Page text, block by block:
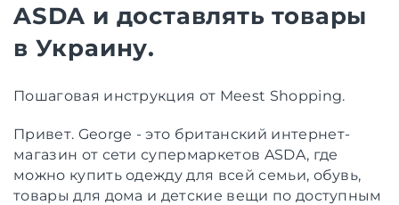
ASDA и доставлять товары
в Украину.
Пошаговая инструкция от Meest Shopping.
Привет. George - это британский интернет-
магазин от сети супермаркетов ASDA, где
можно купить одежду для всей семьи, обувь,
товары для дома и детские вещи по доступным